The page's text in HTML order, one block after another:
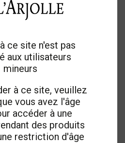
ce site n'est pas
aux utilisateurs
mineurs
à ce site, veuillez
vous avez l'âge
accéder à une
des produits
restriction d'âge